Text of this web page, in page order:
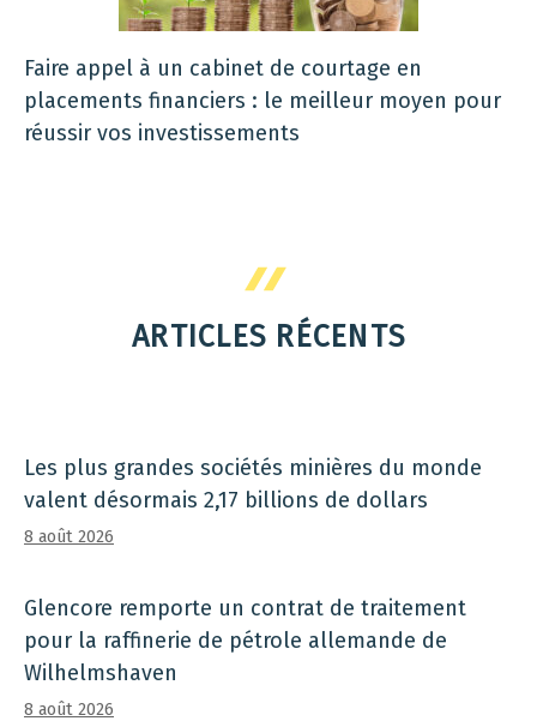
Faire appel à un cabinet de courtage en
placements financiers : le meilleur moyen pour
réussir vos investissements
ARTICLES RÉCENTS
Les plus grandes sociétés minières du monde
valent désormais 2,17 billions de dollars
8 août 2026
Glencore remporte un contrat de traitement
pour la raffinerie de pétrole allemande de
Wilhelmshaven
8 août 2026